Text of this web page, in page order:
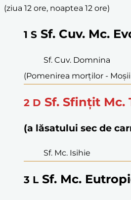
(ziua 12 ore, noaptea 12 ore)
1 S Sf. Cuv. Mc.
Sf. Cuv. Domnina
(Pomenirea morților -
2 D Sf. Sfințit Mc.
(a lăsatului sec de
Sf. Mc. Isihie
3 L Sf. Mc.